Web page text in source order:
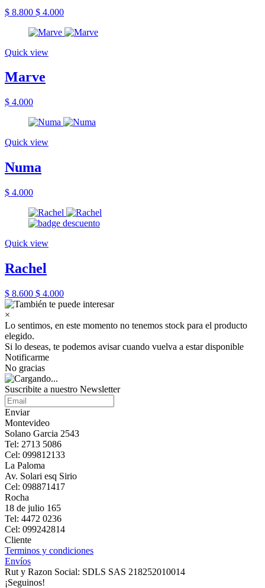
$ 8.800 $ 4.000
Quick view
Marve
$ 4.000
Quick view
Numa
$ 4.000
Quick view
Rachel
$ 8.600 $ 4.000
×
Lo sentimos, en este momento no tenemos stock para el producto
elegido.
Si lo deseas, te podemos avisar cuando vuelva a estar disponible
Notificarme
No gracias
Suscribite a nuestro Newsletter
Enviar
Montevideo
Solano Garcia 2543
Tel: 2713 5086
Cel: 099812133
La Paloma
Av. Solari esq Sirio
Cel: 098871417
Rocha
18 de julio 165
Tel: 4472 0236
Cel: 099242814
Cliente
Terminos y condiciones
Envíos
Rut y Razon Social: SDLS SAS 218252010014
¡Seguinos!